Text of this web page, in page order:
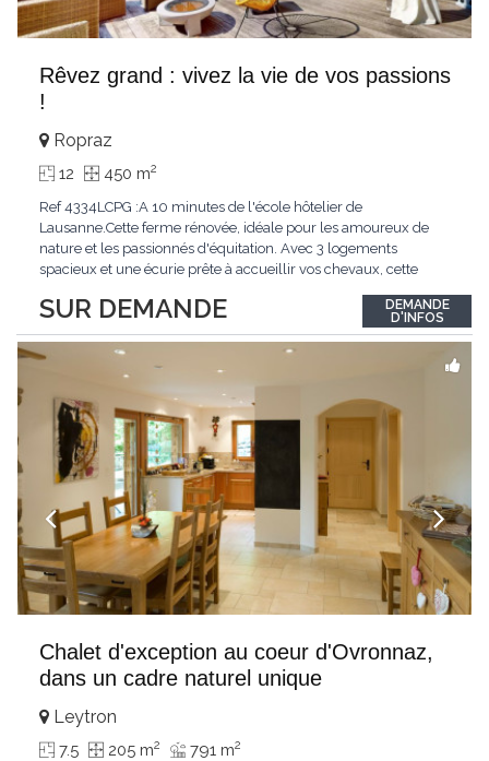
Rêvez grand : vivez la vie de vos passions
!
SUR DEMANDE
Ropraz
12 450 m2
Ref 4334LCPG :A 10 minutes de l'école hôtelier de
Lausanne.Cette ferme rénovée, idéale pour les amoureux de
nature et les passionnés d'équitation. Avec 3 logements
spacieux et une écurie prête à accueillir vos chevaux, cette
authentique et confort moderne. - 3 logements confortables :
duplex 2,5 pièces, duplex 4,5 pièces avec...
DEMANDE
D'INFOS
Chalet d'exception au coeur d'Ovronnaz,
dans un cadre naturel unique
Leytron
7.5 205 m2 791 m2